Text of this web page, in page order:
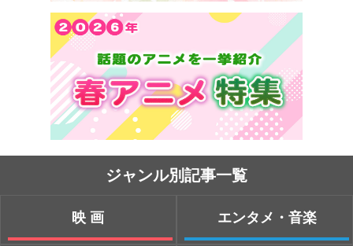
ジャンル別記事一覧
映画 エンタメ・音楽